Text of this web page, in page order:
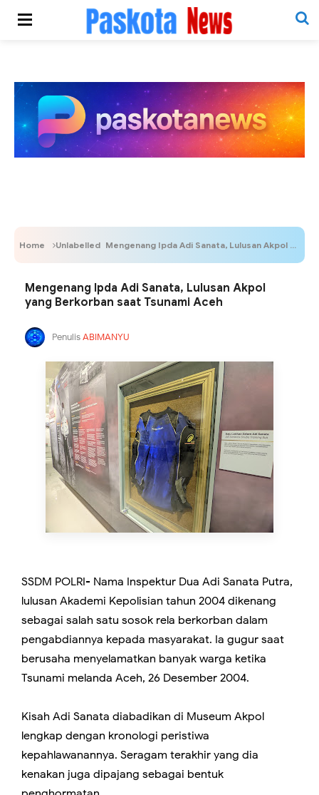
Home Unlabelled Mengenang Ipda Adi Sanata, Lulusan Akpol yang Berkorban saat Tsunami Aceh
Mengenang Ipda Adi Sanata, Lulusan Akpol
yang Berkorban saat Tsunami Aceh
PenulisABIMANYU
SSDM POLRI- Nama Inspektur Dua Adi Sanata Putra,
lulusan Akademi Kepolisian tahun 2004 dikenang
sebagai salah satu sosok rela berkorban dalam
pengabdiannya kepada masyarakat. Ia gugur saat
berusaha menyelamatkan banyak warga ketika
Tsunami melanda Aceh, 26 Desember 2004.
Kisah Adi Sanata diabadikan di Museum Akpol
lengkap dengan kronologi peristiwa
kepahlawanannya. Seragam terakhir yang dia
kenakan juga dipajang sebagai bentuk